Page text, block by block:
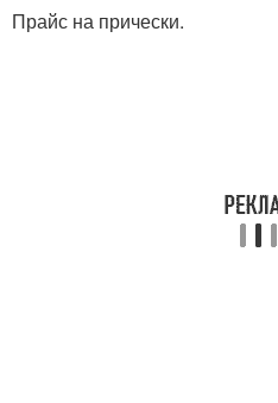
Прайс на прически.